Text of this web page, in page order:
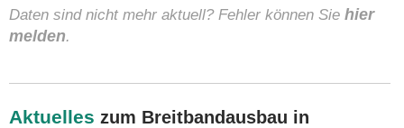
Daten sind nicht mehr aktuell? Fehler können Sie hier
melden.
Aktuelles zum Breitbandausbau in